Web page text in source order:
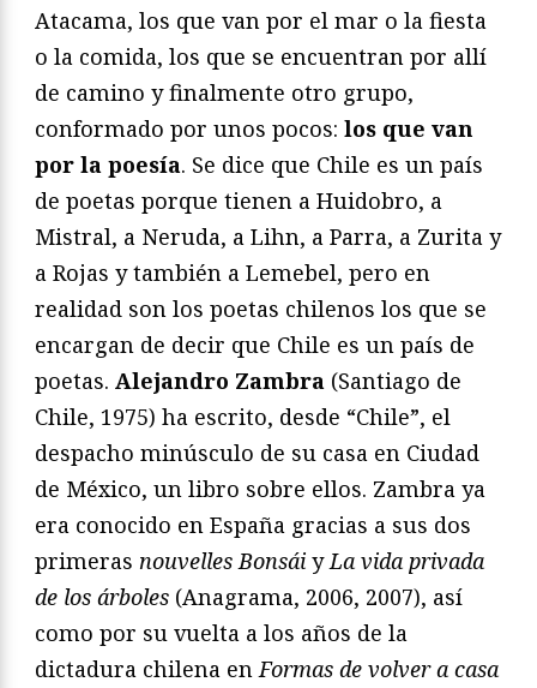
Atacama, los que van por el mar o la fiesta
o la comida, los que se encuentran por allí
de camino y finalmente otro grupo,
conformado por unos pocos: los que van
por la poesía. Se dice que Chile es un país
de poetas porque tienen a Huidobro, a
Mistral, a Neruda, a Lihn, a Parra, a Zurita y
a Rojas y también a Lemebel, pero en
realidad son los poetas chilenos los que se
encargan de decir que Chile es un país de
poetas. Alejandro Zambra (Santiago de
Chile, 1975) ha escrito, desde “Chile”, el
despacho minúsculo de su casa en Ciudad
de México, un libro sobre ellos. Zambra ya
era conocido en España gracias a sus dos
primeras nouvelles Bonsái y La vida privada
de los árboles (Anagrama, 2006, 2007), así
como por su vuelta a los años de la
dictadura chilena en Formas de volver a casa